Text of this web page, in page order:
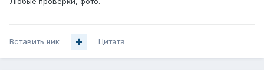
Вставить ник Цитата